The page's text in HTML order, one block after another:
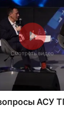
Смотреть видео
АСУ